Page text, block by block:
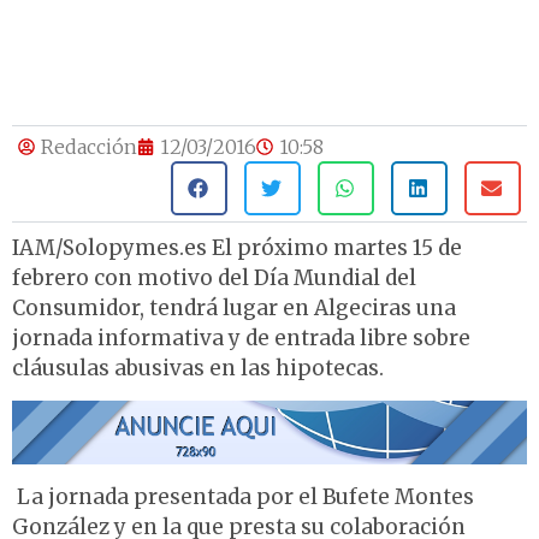
Redacción 12/03/2016 10:58
IAM/Solopymes.es El próximo martes 15 de
febrero con motivo del Día Mundial del
Consumidor, tendrá lugar en Algeciras una
jornada informativa y de entrada libre sobre
cláusulas abusivas en las hipotecas.
La jornada presentada por el Bufete Montes
González y en la que presta su colaboración